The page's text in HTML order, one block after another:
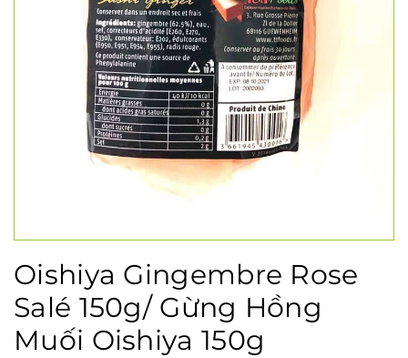
Oishiya Gingembre Rose
Salé 150g/ Gừng Hồng
Muối Oishiya 150g